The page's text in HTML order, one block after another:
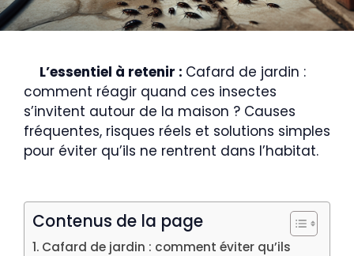
L’essentiel à retenir : Cafard de jardin :
comment réagir quand ces insectes
s’invitent autour de la maison ? Causes
fréquentes, risques réels et solutions simples
pour éviter qu’ils ne rentrent dans l’habitat.
Contenus de la page
Cafard de jardin : comment éviter qu’ils